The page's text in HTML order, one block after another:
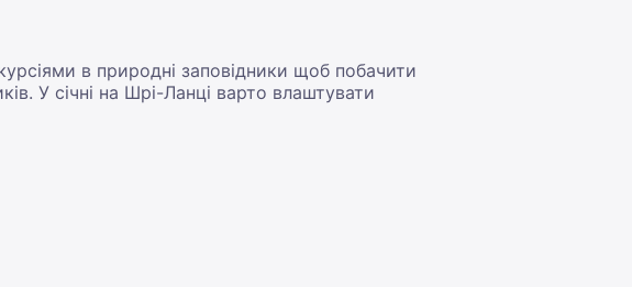
в природні заповідники щоб побачити
У січні на Шрі-Ланці варто влаштувати